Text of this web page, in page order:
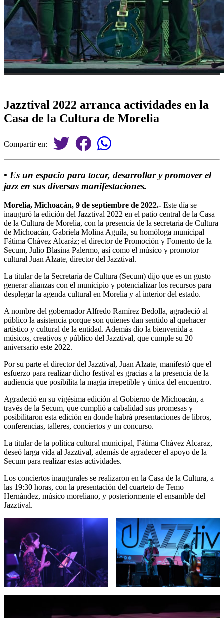
Jazztival 2022 arranca actividades en la
Casa de la Cultura de Morelia
Compartir en:
• Es un espacio para tocar, desarrollar y promover el
jazz en sus diversas manifestaciones.
Morelia, Michoacán, 9 de septiembre de 2022.- Este día se
inauguró la edición del Jazztival 2022 en el patio central de la Casa
de la Cultura de Morelia, con la presencia de la secretaria de Cultura
de Michoacán, Gabriela Molina Aguila, su homóloga municipal
Fátima Chávez Alcaráz; el director de Promoción y Fomento de la
Secum, Julio Blasina Palermo, así como el músico y promotor
cultural Juan Alzate, director del Jazztival.
La titular de la Secretaría de Cultura (Secum) dijo que es un gusto
generar alianzas con el municipio y potencializar los recursos para
desplegar la agenda cultural en Morelia y al interior del estado.
A nombre del gobernador Alfredo Ramírez Bedolla, agradeció al
público la asistencia porque son quienes dan sentido al quehacer
artístico y cultural de la entidad. Además dio la bienvenida a
músicos, creativos y público del Jazztival, que cumple su 20
aniversario este 2022.
Por su parte el director del Jazztival, Juan Alzate, manifestó que el
esfuerzo para realizar dicho festival es gracias a la presencia de la
audiencia que posibilita la magia irrepetible y única del encuentro.
Agradeció en su vigésima edición al Gobierno de Michoacán, a
través de la Secum, que cumplió a cabalidad sus promesas y
posibilitaron esta edición en donde habrá presentaciones de libros,
conferencias, talleres, conciertos y un concurso.
La titular de la política cultural municipal, Fátima Chávez Alcaraz,
deseó larga vida al Jazztival, además de agradecer el apoyo de la
Secum para realizar estas actividades.
Los conciertos inaugurales se realizaron en la Casa de la Cultura, a
las 19:30 horas, con la presentación del cuarteto de Temo
Hernández, músico moreliano, y posteriormente el ensamble del
Jazztival.